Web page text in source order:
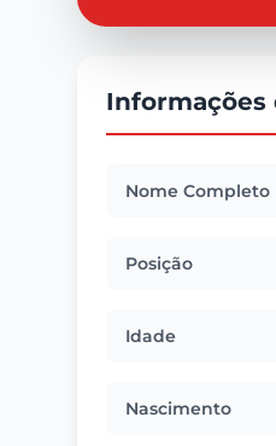
Informações
Nome Completo
Posição
Idade
Nascimento